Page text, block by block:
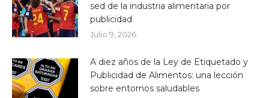
sed de la industria alimentaria por
publicidad
Julio 9, 2026
A diez años de la Ley de Etiquetado y
Publicidad de Alimentos: una lección
sobre entornos saludables